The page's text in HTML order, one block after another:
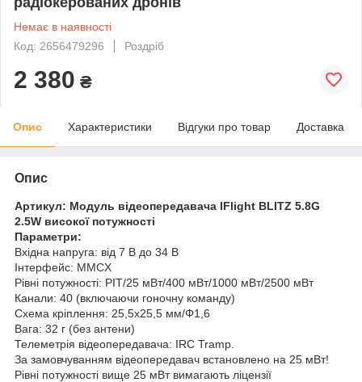
Немає в наявності
Код: 2656479296
Роздріб
2 380 ₴
Опис Характеристики Відгуки про товар Доставка
Опис
Артикул: Модуль відеопередавача IFlight BLITZ 5.8G
2.5W високої потужності
Параметри:
Вхідна напруга: від 7 В до 34 В
Інтерфейс: MMCX
Рівні потужності: PIT/25 мВт/400 мВт/1000 мВт/2500 мВт
Канали: 40 (включаючи гоночну команду)
Схема кріплення: 25,5x25,5 мм/Φ1,6
Вага: 32 г (без антени)
Телеметрія відеопередавача: IRC Tramp.
За замовчуванням відеопередавач встановлено на 25 мВт!
Рівні потужності вище 25 мВт вимагають ліцензії